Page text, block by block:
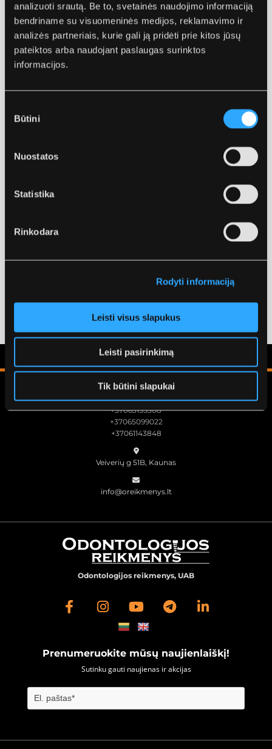
analizuoti srautą. Be to, svetainės naudojimo informaciją
bendriname su visuomeninės medijos, reklamavimo ir
analizės partneriais, kurie gali ją pridėti prie kitos jūsų
pateiktos arba naudojant paslaugas surinktos
informacijos.
pasirinkimas
Būtini
Nuostatos
Statistika
Rinkodara
Rodyti informaciją
Leisti visus slapukus
Leisti pasirinkimą
Tik būtini slapukai
Harvard Ionoglas Fill Extra yra klasikinis atstatomasis
cementas kapsulėse su patobulintomis mechaninėmis
savybėmis. Harvard Ionoglas Fill Extra pasižymi ne tik
aukštu fluoridų jonų išskyrimu bei puikiu
biosuderinamumu, bet ir gera chemina adhezija prie
Harvard Ionoglas Fill Extra yra radiopakiškas.
Pieniniams dantims: I, II ir V klasės nuolatinėms
I, II klasės ilgalaikėms restauracijoms mažos
V klasės restauracijoms
I ir II klasės restauracijoms didelės apkrovos zonose
naudojant sumuštinio techniką

+37063155308
+37065099022
+37061143848

Veiverių g 51B, Kaunas

info@oreikmenys.lt
Odontologijos reikmenys, UAB
Prenumeruokite mūsų naujienlaiškį!
Sutinku gauti naujienas ir akcijas